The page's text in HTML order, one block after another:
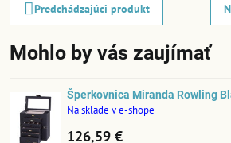
Predchádzajúci produkt
Mohlo by vás zaujímať
Šperkovnica Miranda Rowling
Na sklade v e-shope
126,59 €